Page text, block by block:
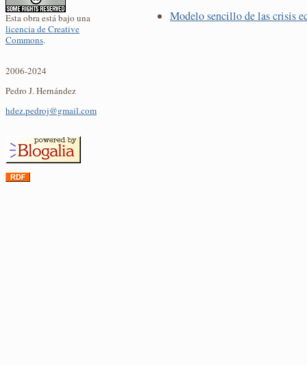
Esta obra está bajo una
licencia de Creative
Commons.
2006-2024
Pedro J. Hernández
hdez.pedroj@gmail.com
Modelo sencillo de las crisis